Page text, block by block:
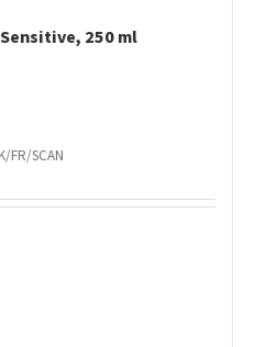
250 ml
FR/SCAN